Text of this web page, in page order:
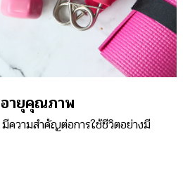
อายุคุณภาพ
ความสำคัญต่อการใช้ชีวิตอย่างมี